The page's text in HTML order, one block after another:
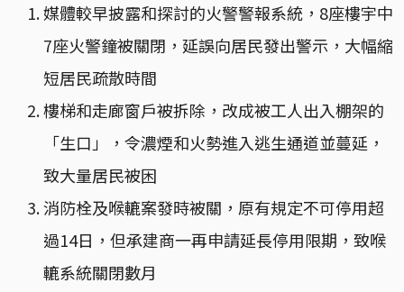
媒體較早披露和探討的火警警報系統，8座樓宇中
7座火警鐘被關閉，延誤向居民發出警示，大幅縮
短居民疏散時間
樓梯和走廊窗戶被拆除，改成被工人出入棚架的
「生口」，令濃煙和火勢進入逃生通道並蔓延，
致大量居民被困
消防栓及喉轆案發時被關，原有規定不可停用超
過14日，但承建商一再申請延長停用限期，致喉
轆系統關閉數月